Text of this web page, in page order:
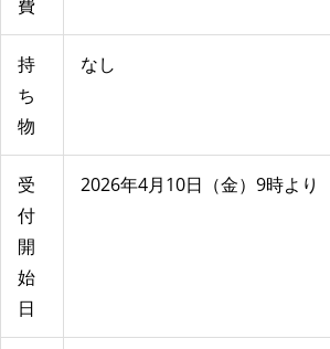
費
持
ち
物
なし
受
付
開
始
日
2026年4月10日（金）9時より